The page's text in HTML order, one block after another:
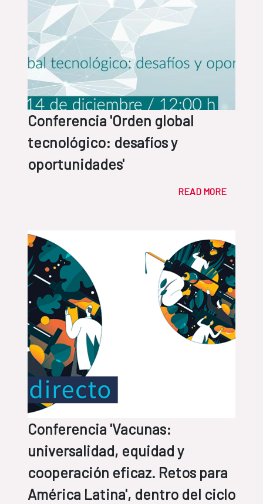
Conferencia 'Orden global
tecnológico: desafíos y
oportunidades'
READ MORE
Conferencia 'Vacunas:
universalidad, equidad y
cooperación eficaz. Retos para
América Latina', dentro del ciclo